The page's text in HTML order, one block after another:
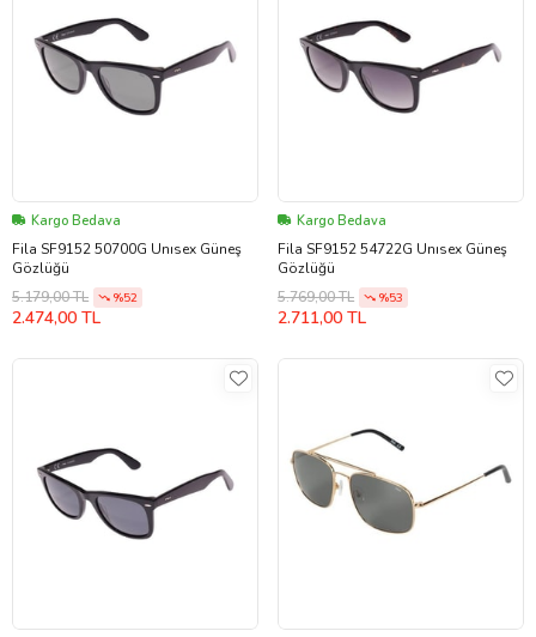
Kargo Bedava
Fila SF9152 50700G Unısex Güneş
Gözlüğü
5.179,00 TL
%52
2.474,00 TL
Kargo Bedava
Fila SF9152 54722G Unısex Güneş
Gözlüğü
5.769,00 TL
%53
2.711,00 TL